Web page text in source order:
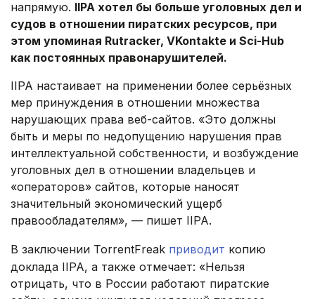
напрямую. IIPA хотел бы больше уголовных дел и
судов в отношении пиратских ресурсов, при
этом упоминая Rutracker, VKontakte и Sci-Hub
как постоянных правонарушителей.
IIPA настаивает на применении более серьёзных
мер принуждения в отношении множества
нарушающих права веб-сайтов. «Это должны
быть и меры по недопущению нарушения прав
интеллектуальной собственности, и возбуждение
уголовных дел в отношении владельцев и
«операторов» сайтов, которые наносят
значительный экономический ущерб
правообладателям», — пишет IIPA.
В заключении TorrentFreak приводит копию
доклада IIPA, а также отмечает: «Нельзя
отрицать, что в России работают пиратские